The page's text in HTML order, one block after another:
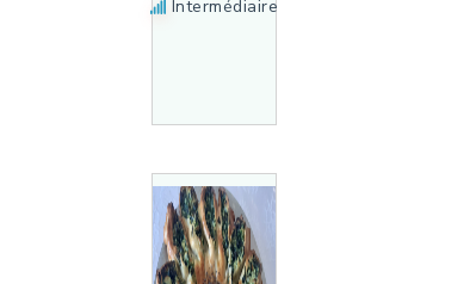
Intermédiaire